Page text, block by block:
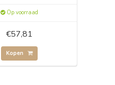
Op voorraad
€57,81
Kopen